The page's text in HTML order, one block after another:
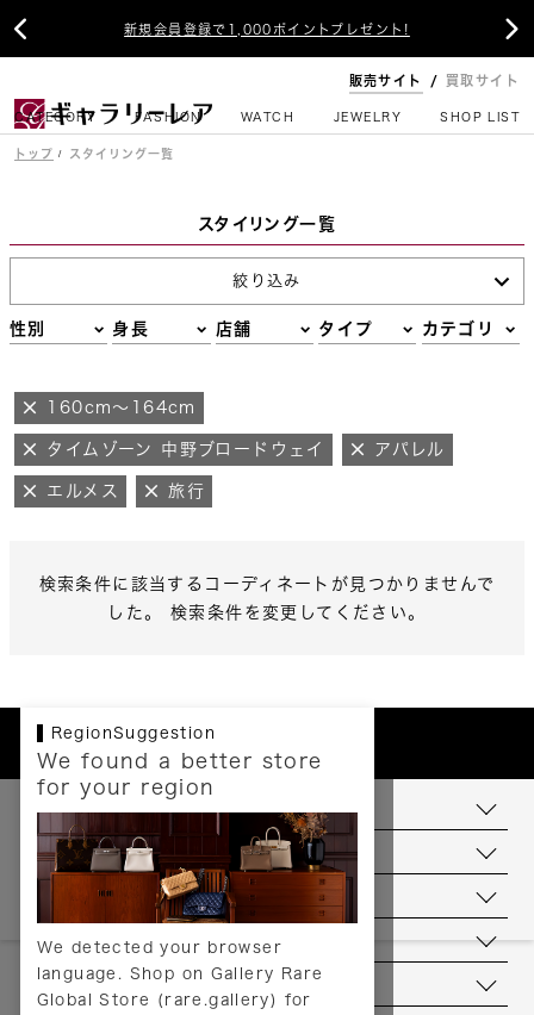
新規会員登録で1,000ポイントプレゼント!
 
販売サイト 買取サイト
CATEGORY FASHION WATCH JEWELRY SHOP LIST
トップ スタイリング一覧
スタイリング一覧
絞り込み
性別 身長 店舗 タイプ カテゴリ
160cm～164cm
タイムゾーン 中野ブロードウェイ アパレル
エルメス 旅行
検索条件に該当するコーディネートが見つかりませんで
した。 検索条件を変更してください。
RegionSuggestion
We found a better store
for your region
We detected your browser
language. Shop on Gallery Rare
Global Store (rare.gallery) for
お支払いについて
配送について
送料について
返品について